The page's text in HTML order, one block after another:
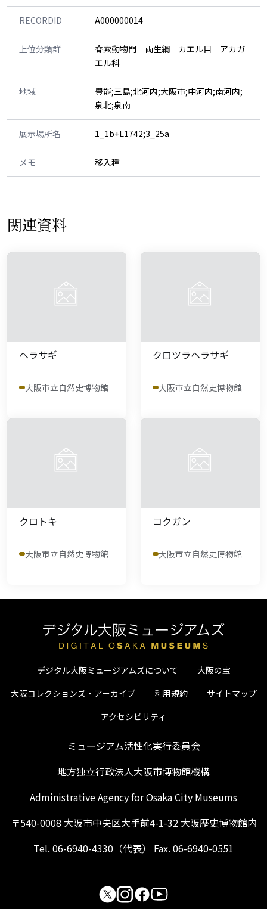
RECORDID A000000014
上位分類群
脊索動物門 両生綱 カエル目 アカガ
エル科
地域
豊能;三島;北河内;大阪市;中河内;南河内;
泉北;泉南
展示場所名 1_1b+L1742;3_25a
メモ 移入種
関連資料
ヘラサギ
大阪市立自然史博物館
クロツラヘラサギ
大阪市立自然史博物館
クロトキ
大阪市立自然史博物館
コクガン
大阪市立自然史博物館
デジタル大阪ミュージアムズについて
大阪の宝
大阪コレクションズ・アーカイブ
利用規約
サイトマップ
アクセシビリティ
ミュージアム活性化実行委員会
地方独立行政法人大阪市博物館機構
Administrative Agency for Osaka City Museums
〒540-0008 大阪市中央区大手前4-1-32 大阪歴史博物館内
Tel. 06-6940-4330（代表） Fax. 06-6940-0551